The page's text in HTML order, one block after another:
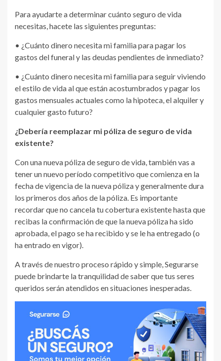
Para ayudarte a determinar cuánto seguro de vida
necesitas, hacete las siguientes preguntas:
• ¿Cuánto dinero necesita mi familia para pagar los
gastos del funeral y las deudas pendientes de inmediato?
• ¿Cuánto dinero necesita mi familia para seguir viviendo
el estilo de vida al que están acostumbrados y pagar los
gastos mensuales actuales como la hipoteca, el alquiler y
cualquier gasto futuro?
¿Debería reemplazar mi póliza de seguro de vida
existente?
Con una nueva póliza de seguro de vida, también vas a
tener un nuevo período competitivo que comienza en la
fecha de vigencia de la nueva póliza y generalmente dura
los primeros dos años de la póliza. Es importante
recordar que no cancela tu cobertura existente hasta que
recibas la confirmación de que la nueva póliza ha sido
aprobada, el pago se ha recibido y se le ha entregado (o
ha entrado en vigor).
A través de nuestro proceso rápido y simple, Segurarse
puede brindarte la tranquilidad de saber que tus seres
queridos serán atendidos en situaciones inesperadas.